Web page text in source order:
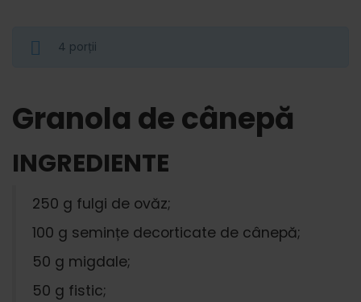
4 porții
Granola de cânepă
INGREDIENTE
250 g fulgi de ovăz;
100 g semințe decorticate de cânepă;
50 g migdale;
50 g fistic;